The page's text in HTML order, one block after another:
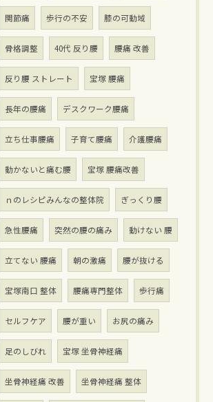
関節痛 歩行の不安 膝の可動域
骨格調整 40代 反り腰 腰痛 改善
反り腰 ストレート 宝塚 腰痛
長年の腰痛 デスクワーク腰痛
立ち仕事腰痛 子育て腰痛 介護腰痛
動かないと痛む腰 宝塚 腰痛改善
ｎのレシピみんなの整体院 ぎっくり腰
急性腰痛 突然の腰の痛み 動けない 腰
立てない 腰痛 朝の激痛 腰が抜ける
宝塚南口 整体 腰痛専門整体 歩行痛
セルフケア 腰が重い お尻の痛み
足のしびれ 宝塚 坐骨神経痛
坐骨神経痛 改善 坐骨神経痛 整体